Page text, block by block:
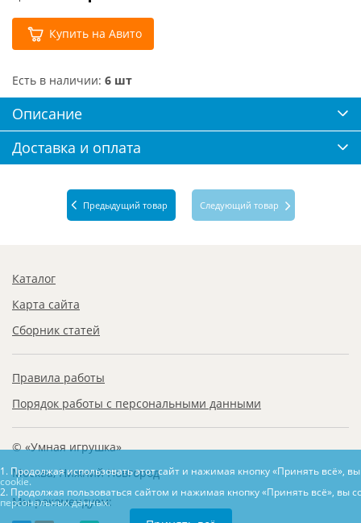
Купить на Авито
Есть в наличии: 6 шт
Описание
Доставка и оплата
Предыдущий товар Следующий товар
Каталог
Карта сайта
Сборник статей
Правила работы
Порядок работы с персональными данными
© «Умная игрушка»
Москва, Нижний Новгород
Мы рекомендуем:
1. Продолжая использовать этот сайт и нажимая кнопку «Принять всё»,
cookie.
2. Продолжая пользоваться сайтом и нажимая кнопку «Принять всё», вы
персональных данных.